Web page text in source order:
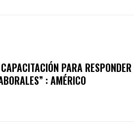
PARA
: AMÉRICO